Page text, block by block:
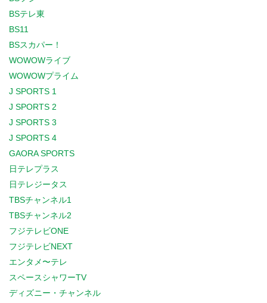
BSテレ東
BS11
BSスカパー！
WOWOWライブ
WOWOWプライム
J SPORTS 1
J SPORTS 2
J SPORTS 3
J SPORTS 4
GAORA SPORTS
日テレプラス
日テレジータス
TBSチャンネル1
TBSチャンネル2
フジテレビONE
フジテレビNEXT
エンタメ〜テレ
スペースシャワーTV
ディズニー・チャンネル